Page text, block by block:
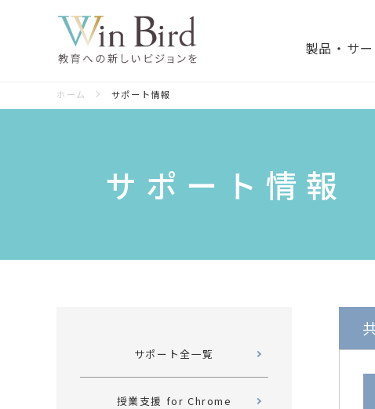
製品・サ
ホーム サポート情報
サポート情報
サポート全一覧
授業支援 for Chrome